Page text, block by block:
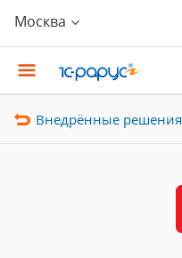
Москва
Внедрённые решения